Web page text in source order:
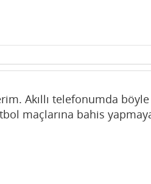
Akıllı telefonumda
maçlarına bahis